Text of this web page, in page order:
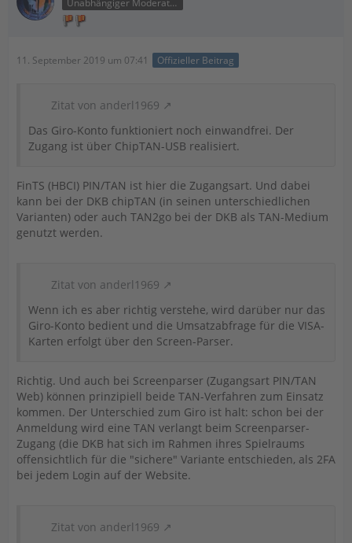
11. September 2019 um 07:41 Offizieller Beitrag
Zitat von anderl1969
Das Giro-Konto funktioniert noch einwandfrei. Der
Zugang ist über ChipTAN-USB realisiert.
FinTS (HBCI) PIN/TAN ist hier die Zugangsart. Und dabei
kann bei der DKB chipTAN (in seinen unterschiedlichen
Varianten) oder auch TAN2go bei der DKB als TAN-Medium
genutzt werden.
Zitat von anderl1969
Wenn ich es aber richtig verstehe, wird darüber nur das
Giro-Konto bedient und die Umsatzabfrage für die VISA-
Karten erfolgt über den Screen-Parser.
Richtig. Und auch bei Screenparser (Zugangsart PIN/TAN
Web) können prinzipiell beide TAN-Verfahren zum Einsatz
kommen. Der Unterschied zum Giro ist halt: schon bei der
Anmeldung wird eine TAN verlangt beim Screenparser-
Zugang (die DKB hat sich im Rahmen ihres Spielraums
offensichtlich für die "sichere" Variante entschieden, als 2FA
bei jedem Login auf der Website.
Zitat von anderl1969